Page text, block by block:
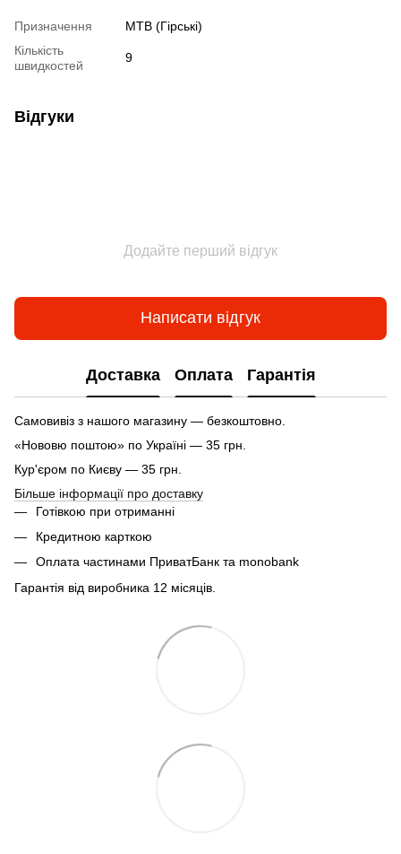
Призначення
MTB (Гірські)
Кількість
швидкостей
9
Відгуки
Додайте перший відгук
Написати відгук
Доставка Оплата Гарантія
Самовивіз з нашого магазину — безкоштовно.
«Нововю поштою» по Україні — 35 грн.
Кур'єром по Києву — 35 грн.
Більше інформації про доставку
Готівкою при отриманні
Кредитною карткою
Оплата частинами ПриватБанк та monobank
Гарантія від виробника 12 місяців.